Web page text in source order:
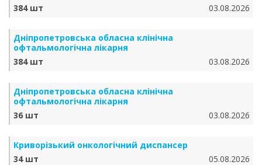
384 шт
03.08.2026
Дніпропетровська обласна клінічна
офтальмологічна лікарня
384 шт
03.08.2026
Дніпропетровська обласна клінічна
офтальмологічна лікарня
36 шт
03.08.2026
Криворізький онкологічний диспансер
34 шт
05.08.2026